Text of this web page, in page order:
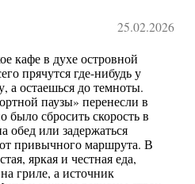
25.02.2026
кафе в духе островной
прячутся где-нибудь у
а остаешься до темноты.
паузы» перенесли в
сбросить скорость в
обед или задержаться
привычного маршрута. В
яркая и честная еда,
гриле, а источник